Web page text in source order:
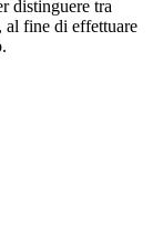
distinguere tra
al fine di effettuare